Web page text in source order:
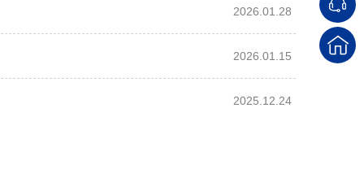
2026.01.28
2026.01.15
2025.12.24